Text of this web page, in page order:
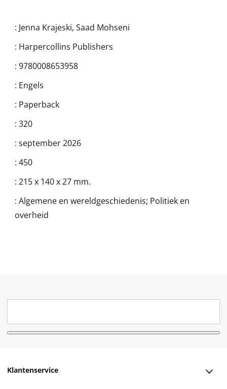
: Jenna Krajeski, Saad Mohseni
: Harpercollins Publishers
: 9780008653958
: Engels
: Paperback
: 320
: september 2026
: 450
: 215 x 140 x 27 mm.
: Algemene en wereldgeschiedenis; Politiek en
overheid
Klantenservice